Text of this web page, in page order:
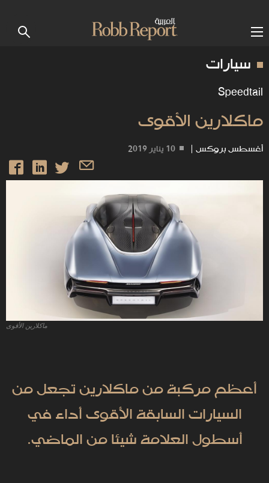
سيارات
Speedtail
ماكلارين الأقوى
أغسطس بروكس | 10 يناير 2019
ماكلارين الأقوى
أعظم مركبة من ماكلارين تجعل من
السيارات السابقة الأقوى أداء في
أسطول العلامة شيئا من الماضي.